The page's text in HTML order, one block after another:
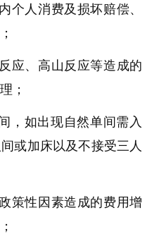
个人消费及损坏赔偿、
应、高山反应等造成的
；
，如出现自然单间需入
或加床以及不接受三人
策性因素造成的费用增